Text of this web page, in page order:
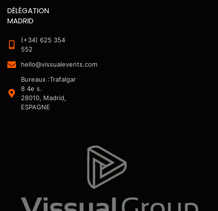
DÉLÉGATION
MADRID
(+34) 625 354
552
hello@vissualevents.com
Bureaux :Trafalgar
8 4e s.
28010, Madrid,
ESPAGNE